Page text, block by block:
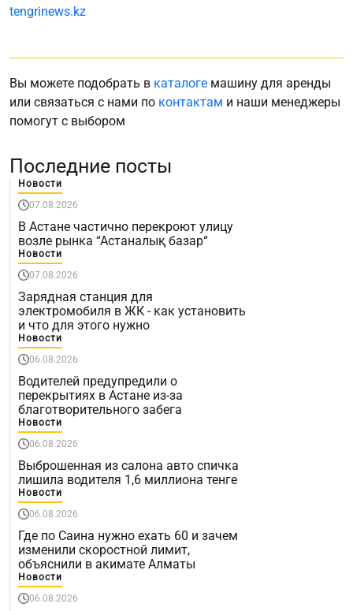
tengrinews.kz
Вы можете подобрать в каталоге машину для аренды
или связаться с нами по контактам и наши менеджеры
помогут с выбором
Последние посты
Новости
07.08.2026
В Астане частично перекроют улицу
возле рынка “Астаналық базар“
Новости
07.08.2026
Зарядная станция для
электромобиля в ЖК - как установить
и что для этого нужно
Новости
06.08.2026
Водителей предупредили о
перекрытиях в Астане из-за
благотворительного забега
Новости
06.08.2026
Выброшенная из салона авто спичка
лишила водителя 1,6 миллиона тенге
Новости
06.08.2026
Где по Саина нужно ехать 60 и зачем
изменили скоростной лимит,
объяснили в акимате Алматы
Новости
06.08.2026